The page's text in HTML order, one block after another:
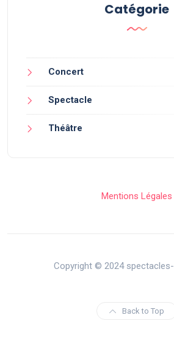
Catégorie
Concert
Spectacle
Théâtre
Mentions Légales
Copyright © 2024
Back to Top